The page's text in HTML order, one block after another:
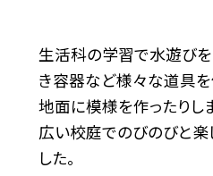
生活科の学習で水遊びを
き容器など様々な道具を
地面に模様を作ったりし
広い校庭でのびのびと楽
した。